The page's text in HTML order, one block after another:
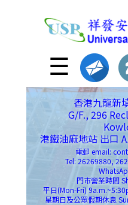
☰
香港九龍新
G/F., 296
港鐵油麻地站 出口
電郵 email:
Tel: 26269880,
門市營業時間
平日(Mon-Fri)
星期日及公眾假期休息